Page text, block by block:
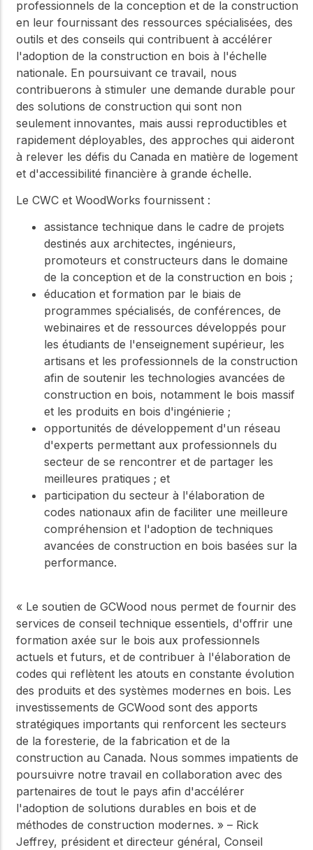
professionnels de la conception et de la construction
en leur fournissant des ressources spécialisées, des
outils et des conseils qui contribuent à accélérer
l'adoption de la construction en bois à l'échelle
nationale. En poursuivant ce travail, nous
contribuerons à stimuler une demande durable pour
des solutions de construction qui sont non
seulement innovantes, mais aussi reproductibles et
rapidement déployables, des approches qui aideront
à relever les défis du Canada en matière de logement
et d'accessibilité financière à grande échelle.
Le CWC et WoodWorks fournissent :
assistance technique dans le cadre de projets
destinés aux architectes, ingénieurs,
promoteurs et constructeurs dans le domaine
de la conception et de la construction en bois ;
éducation et formation par le biais de
programmes spécialisés, de conférences, de
webinaires et de ressources développés pour
les étudiants de l'enseignement supérieur, les
artisans et les professionnels de la construction
afin de soutenir les technologies avancées de
construction en bois, notamment le bois massif
et les produits en bois d'ingénierie ;
opportunités de développement d'un réseau
d'experts permettant aux professionnels du
secteur de se rencontrer et de partager les
meilleures pratiques ; et
participation du secteur à l'élaboration de
codes nationaux afin de faciliter une meilleure
compréhension et l'adoption de techniques
avancées de construction en bois basées sur la
performance.
« Le soutien de GCWood nous permet de fournir des
services de conseil technique essentiels, d'offrir une
formation axée sur le bois aux professionnels
actuels et futurs, et de contribuer à l'élaboration de
codes qui reflètent les atouts en constante évolution
des produits et des systèmes modernes en bois. Les
investissements de GCWood sont des apports
stratégiques importants qui renforcent les secteurs
de la foresterie, de la fabrication et de la
construction au Canada. Nous sommes impatients de
poursuivre notre travail en collaboration avec des
partenaires de tout le pays afin d'accélérer
l'adoption de solutions durables en bois et de
méthodes de construction modernes. » – Rick
Jeffrey, président et directeur général, Conseil